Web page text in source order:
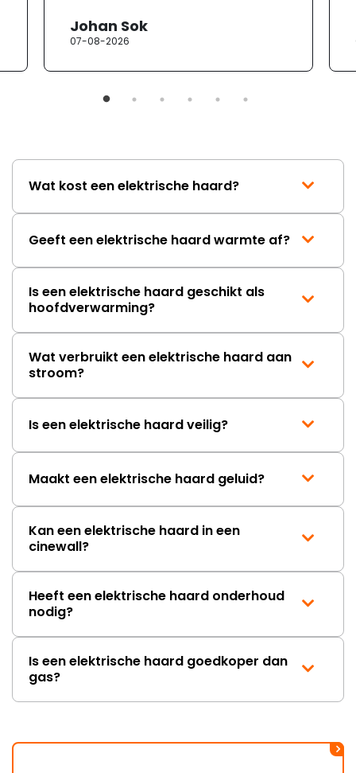
Johan Sok
07-08-2026
Wat kost een elektrische haard?
Geeft een elektrische haard warmte af?
Is een elektrische haard geschikt als
hoofdverwarming?
Wat verbruikt een elektrische haard aan
stroom?
Is een elektrische haard veilig?
Maakt een elektrische haard geluid?
Kan een elektrische haard in een
cinewall?
Heeft een elektrische haard onderhoud
nodig?
Is een elektrische haard goedkoper dan
gas?